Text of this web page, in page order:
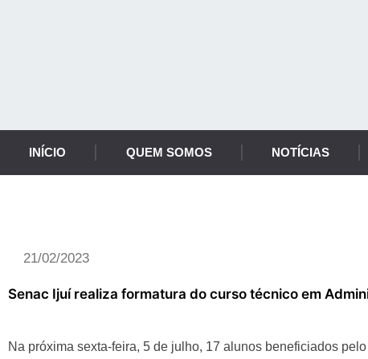
INÍCIO QUEM SOMOS NOTÍCIAS
21/02/2023
Senac Ijuí realiza formatura do curso técnico em
Na próxima sexta-feira, 5 de julho, 17 alunos beneficiados